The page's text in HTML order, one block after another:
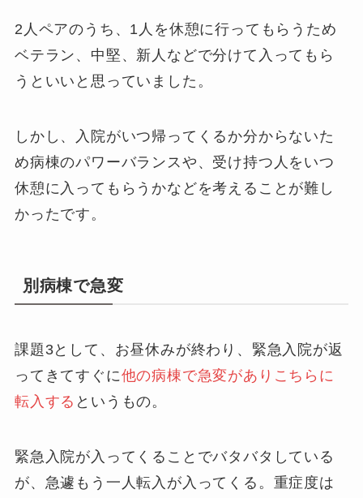
2人ペアのうち、1人を休憩に行ってもらうため
ベテラン、中堅、新人などで分けて入ってもら
うといいと思っていました。
しかし、入院がいつ帰ってくるか分からないた
め病棟のパワーバランスや、受け持つ人をいつ
休憩に入ってもらうかなどを考えることが難し
かったです。
別病棟で急変
課題3として、お昼休みが終わり、緊急入院が返
ってきてすぐに他の病棟で急変がありこちらに
転入する というもの。
緊急入院が入ってくることでバタバタしている
が、急遽もう一人転入が入ってくる。重症度は